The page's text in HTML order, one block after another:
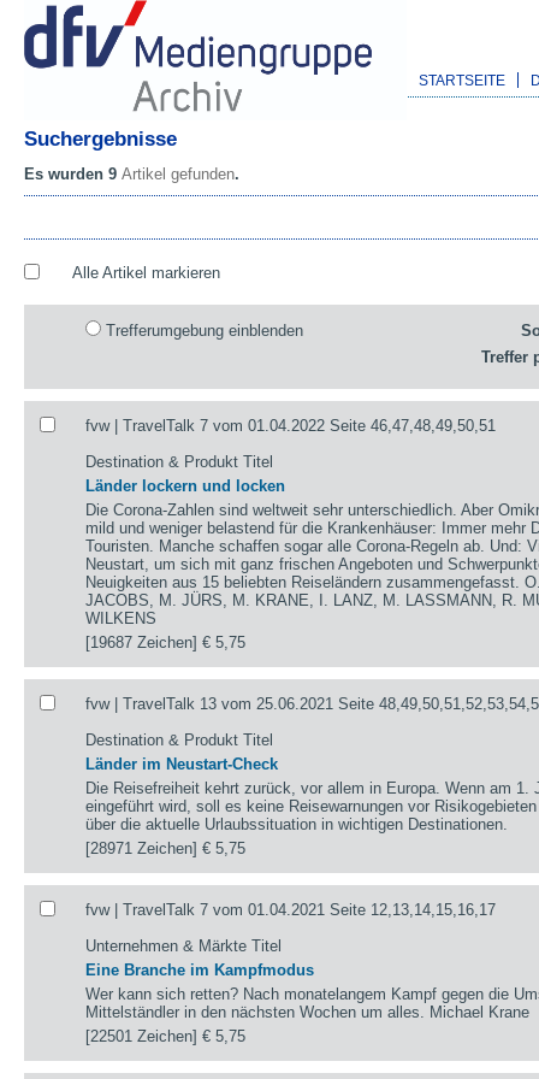
STARTSEITE
Suchergebnisse
Es wurden 9 Artikel gefunden.
Alle Artikel markieren
Trefferumgebung einblenden
Treffer
fvw | TravelTalk 7 vom 01.04.2022 Seite 46,47,48,49,50,51
Destination & Produkt Titel
Länder lockern und locken
Die Corona-Zahlen sind weltweit sehr unterschiedlich. Aber
mild und weniger belastend für die Krankenhäuser: Immer mehr
Touristen. Manche schaffen sogar alle Corona-Regeln ab. Und:
Neustart, um sich mit ganz frischen Angeboten und
Neuigkeiten aus 15 beliebten Reiseländern zusammengefasst.
JACOBS, M. JÜRS, M. KRANE, I. LANZ, M. LASSMANN, R.
WILKENS
[19687 Zeichen]€ 5,75
fvw | TravelTalk 13 vom 25.06.2021 Seite
Destination & Produkt Titel
Länder im Neustart-Check
Die Reisefreiheit kehrt zurück, vor allem in Europa. Wenn am 1.
eingeführt wird, soll es keine Reisewarnungen vor
über die aktuelle Urlaubssituation in wichtigen Destinationen.
[28971 Zeichen]€ 5,75
fvw | TravelTalk 7 vom 01.04.2021 Seite 12,13,14,15,16,17
Unternehmen & Märkte Titel
Eine Branche im Kampfmodus
Wer kann sich retten? Nach monatelangem Kampf gegen die
Mittelständler in den nächsten Wochen um alles. Michael Krane
[22501 Zeichen]€ 5,75